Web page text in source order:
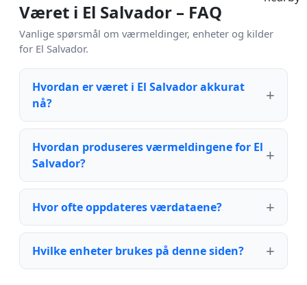
Været i El Salvador – FAQ
Vanlige spørsmål om værmeldinger, enheter og kilder
for El Salvador.
Hvordan er været i El Salvador akkurat
nå?
Hvordan produseres værmeldingene for El
Salvador?
Hvor ofte oppdateres værdataene?
Hvilke enheter brukes på denne siden?